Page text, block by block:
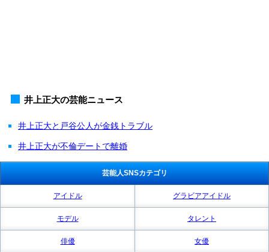
井上正大の芸能ニュース
井上正大と戸谷公人が金銭トラブル
井上正大が不倫デートで離婚
芸能人SNSカテゴリ
アイドル グラビアアイドル
モデル タレント
俳優 女優